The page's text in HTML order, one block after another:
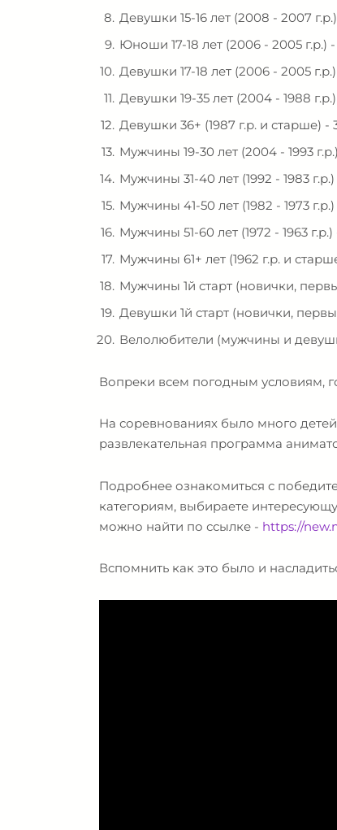
Девушки 15-16 лет (2008 - 2007
Юноши 17-18 лет (2006 - 2005 г.р.)
Девушки 17-18 лет (2006 - 2005
Девушки 19-35 лет (2004 - 1988
Девушки 36+ (1987 г.р. и старше) -
Мужчины 19-30 лет (2004 - 1993
Мужчины 31-40 лет (1992 - 1983
Мужчины 41-50 лет (1982 - 1973
Мужчины 51-60 лет (1972 - 1963
Мужчины 61+ лет (1962 г.р. и
Мужчины 1й старт (новички,
Девушки 1й старт (новички,
Велолюбители (мужчины и
Вопреки всем погодным условиям,
На соревнованиях было много
развлекательная программа
Подробнее ознакомиться с
категориям, выбираете
можно найти по ссылке - https://
Вспомнить как это было и